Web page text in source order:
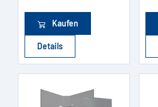
Kaufen
Details